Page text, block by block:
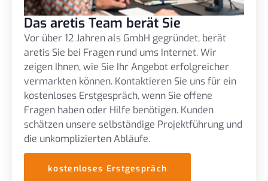
Das aretis Team berät Sie
Vor über 12 Jahren als GmbH gegründet, berät
aretis Sie bei Fragen rund ums Internet. Wir
zeigen Ihnen, wie Sie Ihr Angebot erfolgreicher
vermarkten können. Kontaktieren Sie uns für ein
kostenloses Erstgespräch, wenn Sie offene
Fragen haben oder Hilfe benötigen. Kunden
schätzen unsere selbständige Projektführung und
die unkomplizierten Abläufe.
kostenloses Erstgespräch